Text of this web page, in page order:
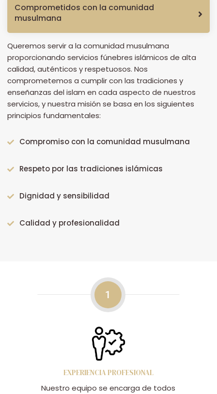
Comprometidos con la comunidad
musulmana
Queremos servir a la comunidad musulmana
proporcionando servicios fúnebres islámicos de alta
calidad, auténticos y respetuosos. Nos
comprometemos a cumplir con las tradiciones y
enseñanzas del islam en cada aspecto de nuestros
servicios, y nuestra misión se basa en los siguientes
principios fundamentales:
Compromiso con la comunidad musulmana
Respeto por las tradiciones islámicas
Dignidad y sensibilidad
Calidad y profesionalidad
1
EXPERIENCIA PROFESIONAL
Nuestro equipo se encarga de todos